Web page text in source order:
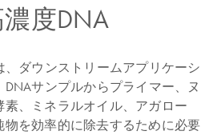
度DNA
、ダウンストリームアプリケーシ
サンプルからプライマー、ヌ
素、ミネラルオイル、アガロー
を効率的に除去するために必要